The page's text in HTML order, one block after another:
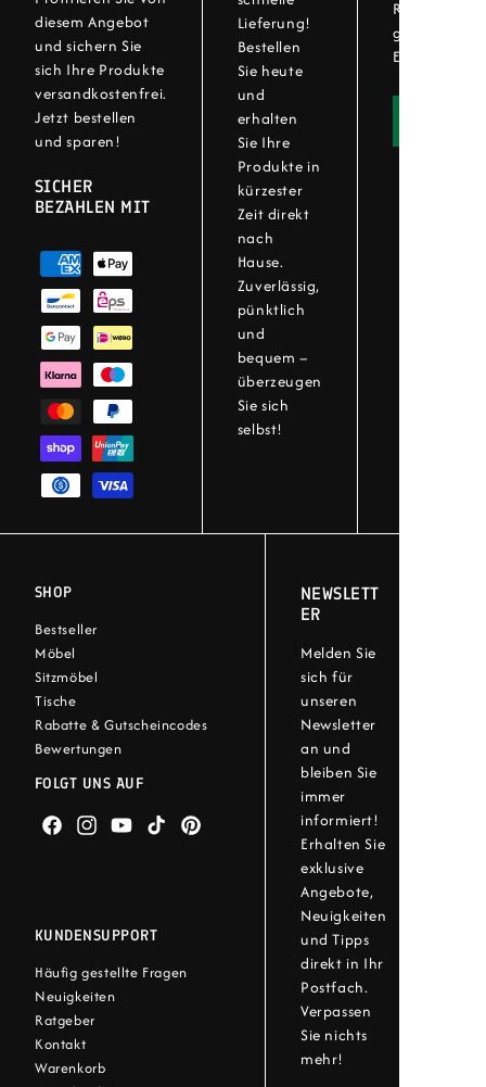
diesem Angebot
und sichern Sie
sich Ihre Produkte
versandkostenfrei.
Jetzt bestellen
und sparen!
SICHER
BEZAHLEN MIT
Lieferung!
Bestellen
Sie heute
und
erhalten
Sie Ihre
Produkte in
kürzester
Zeit direkt
nach
Hause.
Zuverlässig,
pünktlich
und
bequem –
überzeugen
Sie sich
selbst!
genießen
SHOP
Bestseller
Möbel
Sitzmöbel
Tische
Rabatte & Gutscheincodes
Bewertungen
FOLGT UNS AUF
FacebookInstagramYouTubeTikTok Pinterest
KUNDENSUPPORT
Häufig gestellte Fragen
Neuigkeiten
Ratgeber
Kontakt
Warenkorb
NEWSLETT
ER
Melden Sie
sich für
unseren
Newsletter
an und
bleiben Sie
immer
informiert!
Erhalten Sie
exklusive
Angebote,
Neuigkeiten
und Tipps
direkt in Ihr
Postfach.
Verpassen
Sie nichts
mehr!